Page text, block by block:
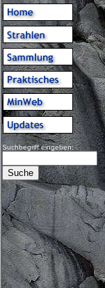
Suchbegriff eingeben: